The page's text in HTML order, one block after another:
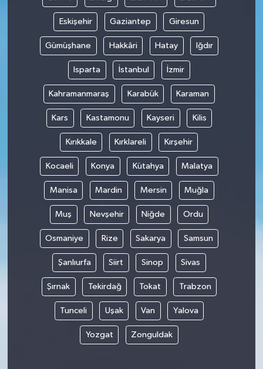
Eskişehir Gaziantep Giresun
Gümüşhane Hakkâri Hatay Iğdır
Isparta İstanbul İzmir
Kahramanmaraş Karabük Karaman
Kars Kastamonu Kayseri Kilis
Kırıkkale Kırklareli Kırşehir
Kocaeli Konya Kütahya Malatya
Manisa Mardin Mersin Muğla
Muş Nevşehir Niğde Ordu
Osmaniye Rize Sakarya Samsun
Şanlıurfa Siirt Sinop Sivas
Şırnak Tekirdağ Tokat Trabzon
Tunceli Uşak Van Yalova
Yozgat Zonguldak